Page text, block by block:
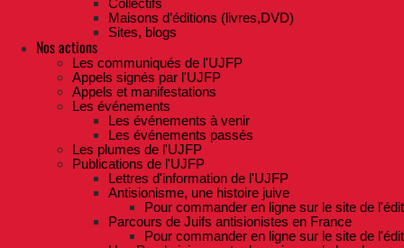
Collectifs
Maisons d’éditions (livres,DVD)
Sites, blogs
Nos actions
Les communiqués de l'UJFP
Appels signés par l'UJFP
Appels et manifestations
Les événements
Les événements à venir
Les événements passés
Les plumes de l'UJFP
Publications de l'UJFP
Lettres d'information de l'UJFP
Antisionisme, une histoire juive
Pour commander en ligne sur le site de
Parcours de Juifs antisionistes en France
Pour commander en ligne sur le site de